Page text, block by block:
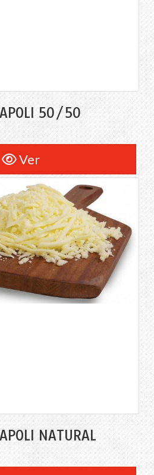
50/50
Ver
NATURAL